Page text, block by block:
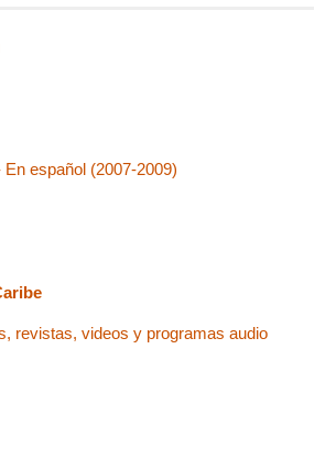
español (2007-2009)
revistas, videos y programas audio